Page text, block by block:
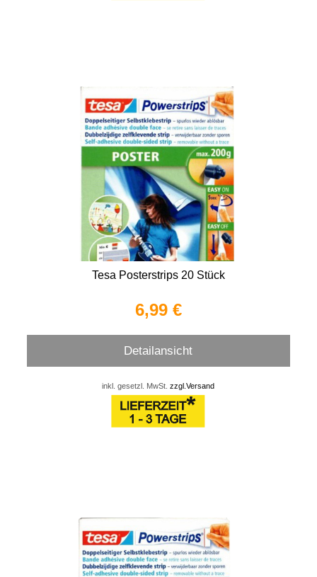
Tesa Posterstrips 20 Stück
6,99 €
Detailansicht
inkl. gesetzl. MwSt.zzgl.Versand